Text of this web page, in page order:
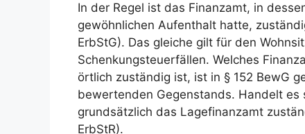
In der Regel ist das Finanzamt, in
gewöhnlichen Aufenthalt hatte,
ErbStG). Das gleiche gilt für den
Schenkungsteuerfällen. Welches
örtlich zuständig ist, ist in § 152 BewG
bewertenden Gegenstands. Handelt
grundsätzlich das Lagefinanzamt
ErbStR).